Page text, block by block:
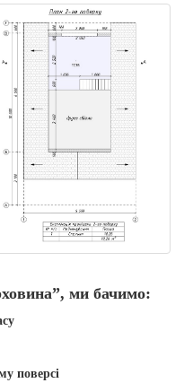
, ми бачимо:
поверсі